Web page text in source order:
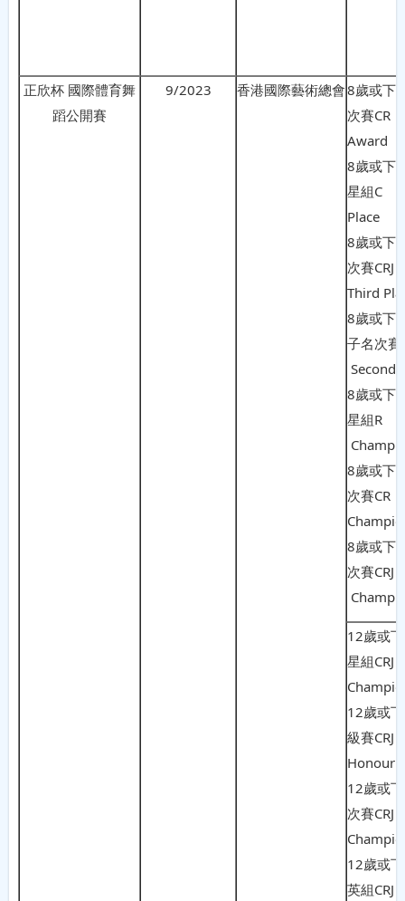
正欣杯 國際體育舞
蹈公開賽
9/2023 香港國際藝術總會8歲或下
次賽CR
Award
8歲或下
星組C
Place
8歲或下
次賽
Third
8歲或下
子名次賽
Second
8歲或下
星組R
8歲或下
次賽
8歲或下
次賽CRJ
12歲或
星組CRJ
12歲或
級賽CRJ
Honour
12歲或
次賽CRJ
12歲或
英組CRJ